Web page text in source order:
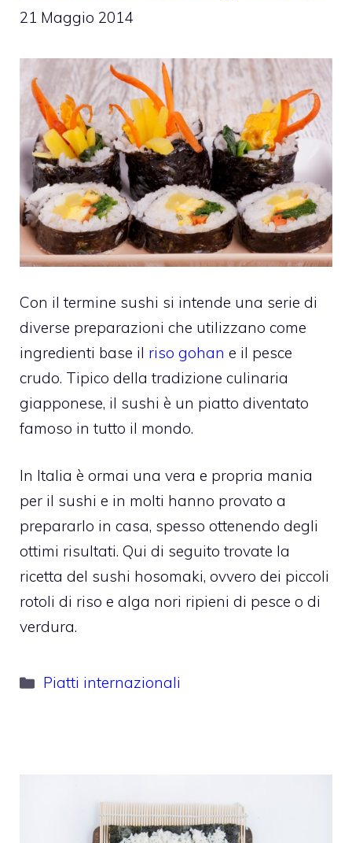
21 Maggio 2014
Con il termine sushi si intende una serie di
diverse preparazioni che utilizzano come
ingredienti base il riso gohan e il pesce
crudo. Tipico della tradizione culinaria
giapponese, il sushi è un piatto diventato
famoso in tutto il mondo.
In Italia è ormai una vera e propria mania
per il sushi e in molti hanno provato a
prepararlo in casa, spesso ottenendo degli
ottimi risultati. Qui di seguito trovate la
ricetta del sushi hosomaki, ovvero dei piccoli
rotoli di riso e alga nori ripieni di pesce o di
verdura.
Categorie
Piatti internazionali